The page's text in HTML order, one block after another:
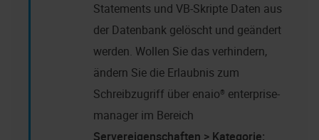
Statements und VB-Skripte Daten aus
der Datenbank gelöscht und geändert
werden. Wollen Sie das verhindern,
ändern Sie die Erlaubnis zum
Schreibzugriff über enaio® enterprise-
manager im Bereich
Servereigenschaften > Kategorie: